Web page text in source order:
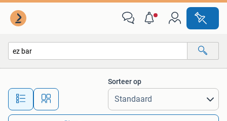
Alle afstanden…
Sorteer op